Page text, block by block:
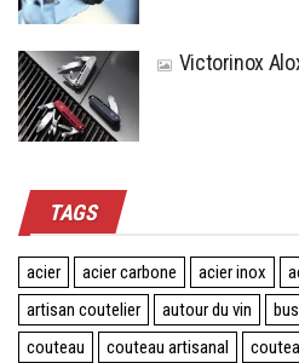
Victorinox
TAGS
acier acier carbone acier inox
artisan coutelier
autour du vin
couteau
couteau artisanal